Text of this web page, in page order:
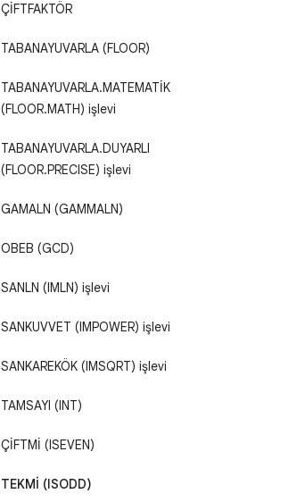
ÇİFTFAKTÖR
TABANAYUVARLA (FLOOR)
TABANAYUVARLA.MATEMATİK
(FLOOR.MATH) işlevi
TABANAYUVARLA.DUYARLI
(FLOOR.PRECISE) işlevi
GAMALN (GAMMALN)
OBEB (GCD)
SANLN (IMLN) işlevi
SANKUVVET (IMPOWER) işlevi
SANKAREKÖK (IMSQRT) işlevi
TAMSAYI (INT)
ÇİFTMİ (ISEVEN)
TEKMİ (ISODD)